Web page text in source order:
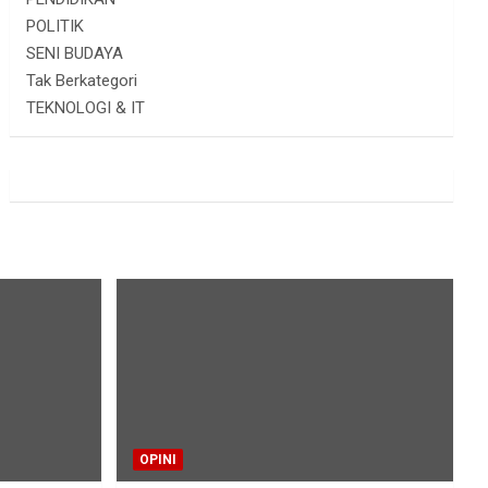
POLITIK
SENI BUDAYA
Tak Berkategori
TEKNOLOGI & IT
OPINI